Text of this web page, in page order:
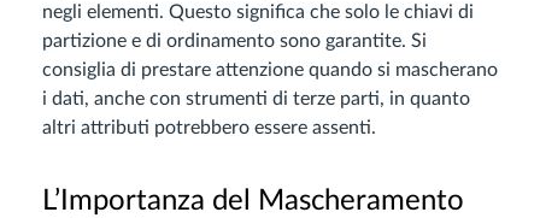
negli elementi. Questo significa che solo le chiavi di
partizione e di ordinamento sono garantite. Si
consiglia di prestare attenzione quando si mascherano
i dati, anche con strumenti di terze parti, in quanto
altri attributi potrebbero essere assenti.
L’Importanza del Mascheramento